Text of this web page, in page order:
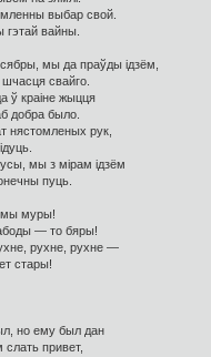
выбар свой.
вайны.
мы да праўды ідзём,
свайго.
ў краіне жыцця
добра было.
нястомленых рук,
мы з мірам ідзём
пуць.
муры!
— то бяры!
рухне, рухне —
стары!
но ему был дан
привет,